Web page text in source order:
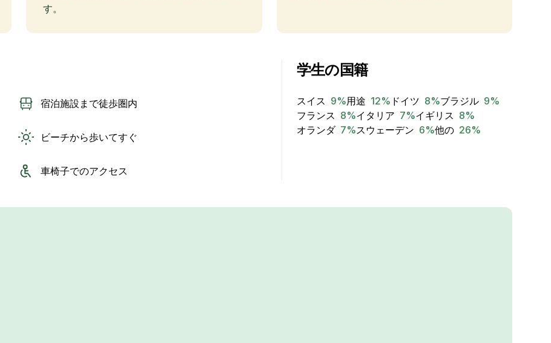
す。
宿泊施設まで徒歩圏内
ビーチから歩いてすぐ
車椅子でのアクセス
学生の国籍
スイス 9%用途 12% ドイツ 8%ブラジル 9%
フランス 8%イタリア 7%イギリス 8%
オランダ 7%スウェーデン 6%他の 26%